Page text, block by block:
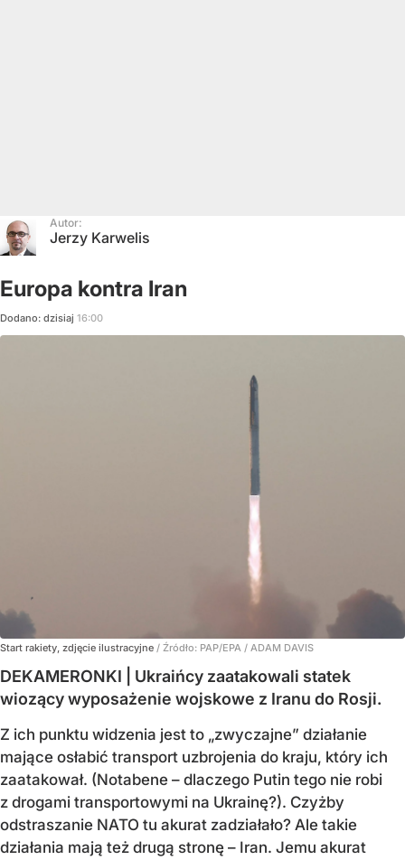
Autor:
Jerzy Karwelis
Europa kontra Iran
Dodano: dzisiaj 16:00
Start rakiety, zdjęcie ilustracyjne / Źródło: PAP/EPA / ADAM DAVIS
DEKAMERONKI | Ukraińcy zaatakowali statek
wiozący wyposażenie wojskowe z Iranu do Rosji.
Z ich punktu widzenia jest to „zwyczajne” działanie
mające osłabić transport uzbrojenia do kraju, który ich
zaatakował. (Notabene – dlaczego Putin tego nie robi
z drogami transportowymi na Ukrainę?). Czyżby
odstraszanie NATO tu akurat zadziałało? Ale takie
działania mają też drugą stronę – Iran. Jemu akurat